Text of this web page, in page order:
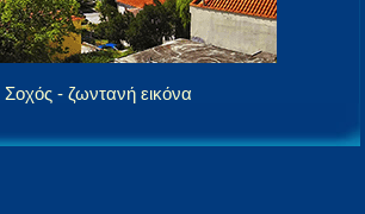
Σοχός - ζωντανή εικόνα